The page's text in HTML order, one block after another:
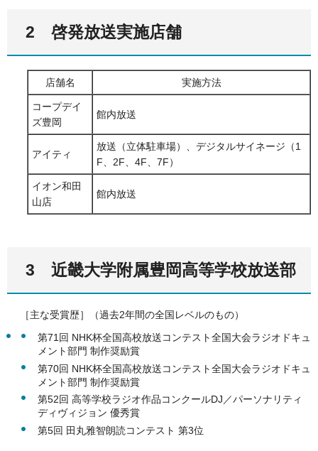
2 啓発放送実施店舗
店舗名 実施方法
コープデイ
ズ豊岡
館内放送
アイティ
放送（立体駐車場）、デジタルサイネージ（1
F、2F、4F、7F）
イオン和田
山店
館内放送
3 近畿大学附属豊岡高等学校放送部
［主な受賞歴］（過去2年間の全国レベルのもの）
第71回 NHK杯全国高校放送コンテスト全国大会ラジオドキュ
メント部門 制作奨励賞
第70回 NHK杯全国高校放送コンテスト全国大会ラジオドキュ
メント部門 制作奨励賞
第52回 高等学校ラジオ作品コンクールDJ／パーソナリティ
ディヴィジョン 優秀賞
第5回 田丸雅智朗読コンテスト 第3位